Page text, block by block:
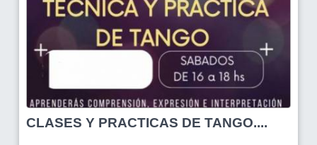
CLASES Y PRACTICAS DE TANGO....